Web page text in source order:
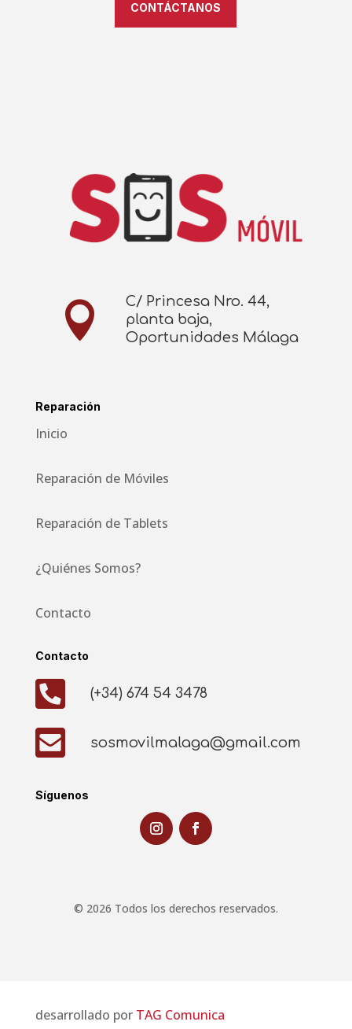
CONTÁCTANOS

C/ Princesa Nro. 44,
planta baja,
Oportunidades Málaga
Reparación
Inicio
Reparación de Móviles
Reparación de Tablets
¿Quiénes Somos?
Contacto
Contacto
 (+34) 674 54 3478
 sosmovilmalaga@gmail.com
Síguenos
© 2026 Todos los derechos reservados.
desarrollado por TAG Comunica